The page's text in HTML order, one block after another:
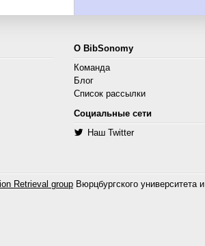
О BibSonomy
Команда
Блог
Список рассылки
Социальные сети
Наш Twitter
Retrieval group Вюрцбургского университета и